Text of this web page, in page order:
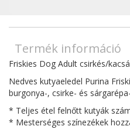
Termék információ
Friskies Dog Adult csirkés/
Nedves kutyaeledel Purina
burgonya-, csirke- és
* Teljes étel felnőtt kutyák
* Mesterséges színezékek